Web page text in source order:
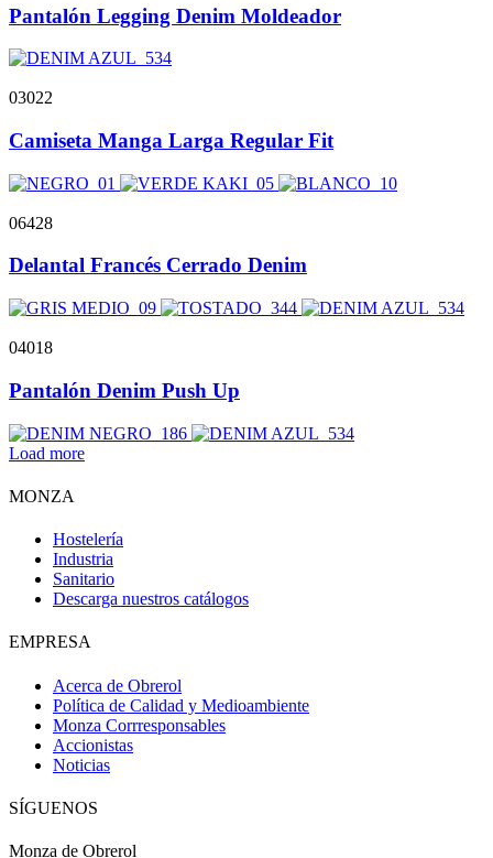
Pantalón Legging Denim Moldeador
03022
Camiseta Manga Larga Regular Fit
06428
Delantal Francés Cerrado Denim
04018
Pantalón Denim Push Up
Load more
MONZA
Hostelería
Industria
Sanitario
Descarga nuestros catálogos
EMPRESA
Acerca de Obrerol
Política de Calidad y Medioambiente
Monza Corrresponsables
Accionistas
Noticias
SÍGUENOS
Monza de Obrerol